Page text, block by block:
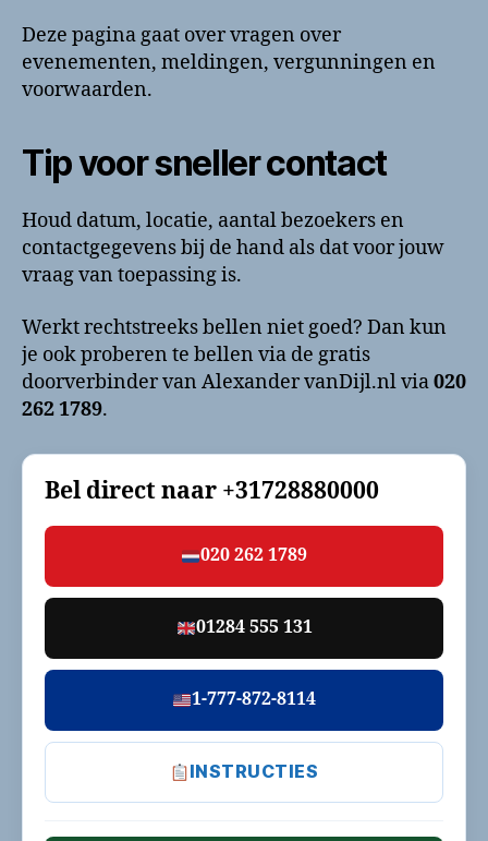
Deze pagina gaat over vragen over
evenementen, meldingen, vergunningen en
voorwaarden.
Tip voor sneller contact
Houd datum, locatie, aantal bezoekers en
contactgegevens bij de hand als dat voor jouw
vraag van toepassing is.
Werkt rechtstreeks bellen niet goed? Dan kun
je ook proberen te bellen via de gratis
doorverbinder van Alexander vanDijl.nl via020
262 1789.
Bel direct naar +31728880000
020 262 1789
01284 555 131
1-777-872-8114
INSTRUCTIES